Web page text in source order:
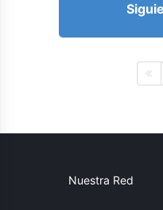
Nuestra Red